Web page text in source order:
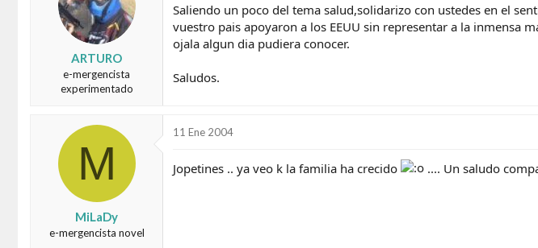
ARTURO
e-mergencista
experimentado
Saliendo un poco del tema salud,solidarizo con ustedes en el
vuestro pais apoyaron a los EEUU sin representar a la inmensa
ojala algun dia pudiera conocer.
Saludos.
M
MiLaDy
e-mergencista novel
11 Ene 2004
Jopetines .. ya veo k la familia ha crecido .... Un saludo